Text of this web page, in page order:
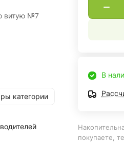
витую №7
категории
В
покупаете,